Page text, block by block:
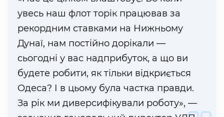
увесь наш флот торік працював за
рекордним ставками на Нижньому
Дунаї, нам постійно дорікали —
сьогодні у вас надприбуток, а що ви
будете робити, як тільки відкриється
Одеса? І в цьому була частка правди.
За рік ми диверсифікували роботу», —